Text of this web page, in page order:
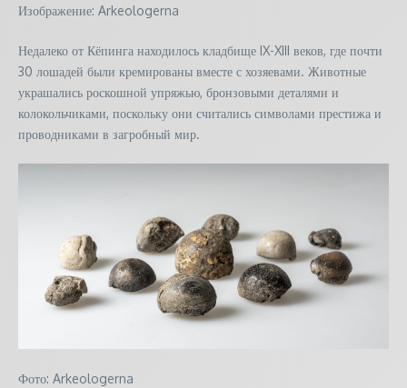
Изображение: Arkeologerna
Недалеко от Кёпинга находилось кладбище IX-XIII веков, где почти
30 лошадей были кремированы вместе с хозяевами. Животные
украшались роскошной упряжью, бронзовыми деталями и
колокольчиками, поскольку они считались символами престижа и
проводниками в загробный мир.
Фото: Arkeologerna